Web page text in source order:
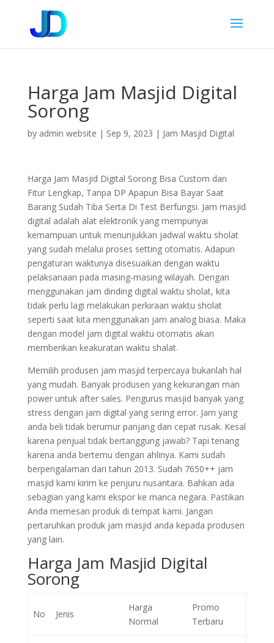
Harga Jam Masjid Digital
Sorong
by admin website | Sep 9, 2023 | Jam Masjid Digital
Harga Jam Masjid Digital Sorong Bisa Custom dan
Fitur Lengkap, Tanpa DP Apapun Bisa Bayar Saat
Barang Sudah Tiba Serta Di Test Berfungsi. Jam masjid
digital adalah alat elektronik yang mempunyai
kemampuan untuk menunjukkan jadwal waktu sholat
yang sudah melalui proses setting otomatis. Adapun
pengaturan waktunya disesuaikan dengan waktu
pelaksanaan pada masing-masing wilayah. Dengan
menggunakan jam dinding digital waktu sholat, kita
tidak perlu lagi melakukan perkiraan waktu sholat
seperti saat kita menggunakan jam analog biasa. Maka
dengan model jam digital waktu otomatis akan
memberikan keakuratan waktu shalat.
Memilih produsen jam masjid terpercaya bukanlah hal
yang mudah. Banyak produsen yang kekurangan man
power untuk after sales. Pengurus masjid banyak yang
stress dengan jam digital yang sering error. Jam yang
anda beli tidak berumur panjang dan cepat rusak. Kesal
karena penjual tidak bertanggung jawab? Tapi tenang
karena anda bertemu dengan ahlinya. Kami sudah
berpengalaman dari tahun 2013. Sudah 7650++ jam
masjid kami kirim ke penjuru nusantara. Bahkan ada
sebagian yang kami ekspor ke manca negara. Pastikan
Anda memesan produk di tempat kami. Jangan
pertaruhkan produk jam masjid anda kepada produsen
yang lain.
Harga Jam Masjid Digital
Sorong
No Jenis
Harga
Normal
Promo
Terbaru